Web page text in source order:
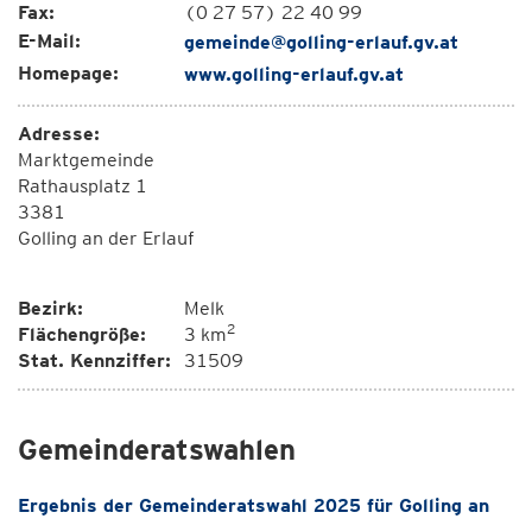
Fax:
(0 27 57) 22 40 99
E-Mail:
gemeinde@golling-erlauf.gv.at
Homepage:
www.golling-erlauf.gv.at
Adresse:
Marktgemeinde
Rathausplatz 1
3381
Golling an der Erlauf
Bezirk:
Melk
Flächengröße:
3 km2
Stat. Kennziffer: 31509
Gemeinderatswahlen
Ergebnis der Gemeinderatswahl 2025 für Golling an